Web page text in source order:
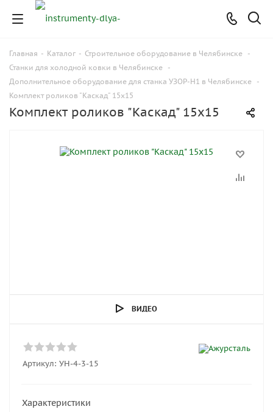
Главная - Каталог - Строительное оборудование в Челябинске -
Станки для холодной ковки в Челябинске -
Дополнительное оборудование для станка УЗОР-Н1 в Челябинске -
Комплект роликов "Каскад" 15x15
Комплект роликов "Каскад" 15x15
ВИДЕО
Артикул: УН-4-3-15
Характеристики